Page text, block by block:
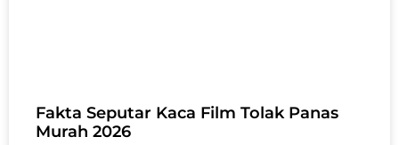
Fakta Seputar Kaca Film Tolak Panas
Murah 2026